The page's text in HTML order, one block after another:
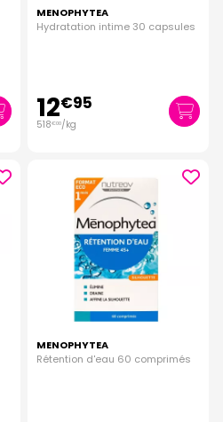
MENOPHYTEA
Hydratation intime 30 capsules
12€95
518€00/kg
MENOPHYTEA
Rétention d'eau 60 comprimés